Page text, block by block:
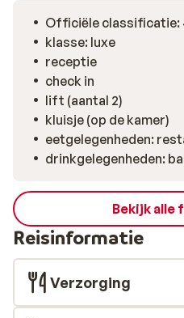
je adviseren en geniet
de uitgebreide wijnkelder
trendy hotel bekend om
waarbij je iedere dag kan
moderne gerechten uit de
Officiële classificatie:
klasse: luxe
receptie
check in
lift (aantal 2)
kluisje (op de kamer)
eetgelegenheden:
drinkgelegenheden:
Bekijk alle
Reisinformatie
Verzorging